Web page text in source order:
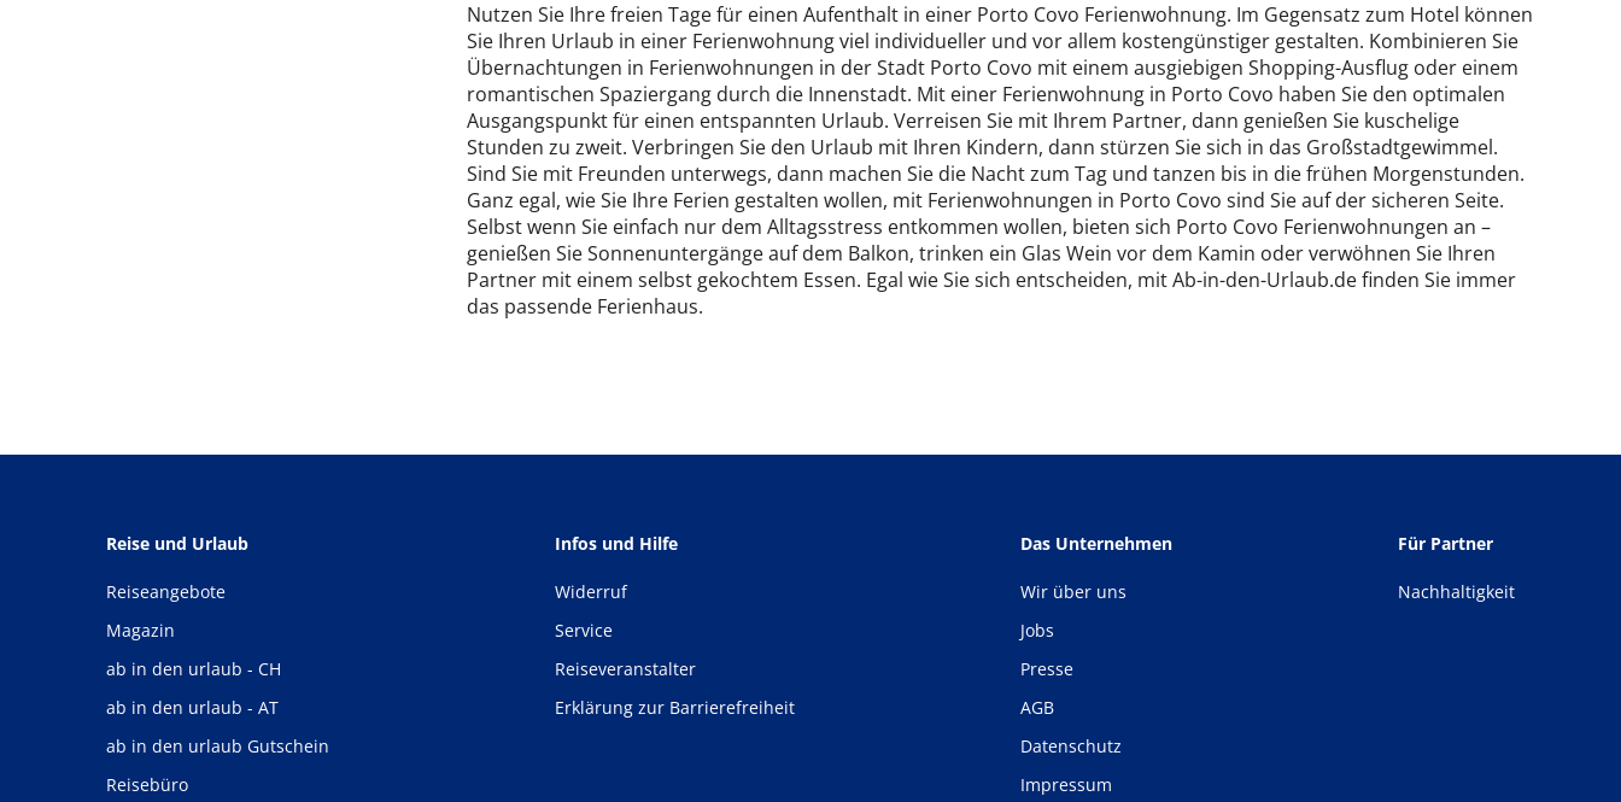
Nutzen Sie Ihre freien Tage für einen Aufenthalt in einer Porto Covo Ferienwohnung. Im Gegensatz zum Hotel können
Sie Ihren Urlaub in einer Ferienwohnung viel individueller und vor allem kostengünstiger gestalten. Kombinieren Sie
Übernachtungen in Ferienwohnungen in der Stadt Porto Covo mit einem ausgiebigen Shopping-Ausflug oder einem
romantischen Spaziergang durch die Innenstadt. Mit einer Ferienwohnung in Porto Covo haben Sie den optimalen
Ausgangspunkt für einen entspannten Urlaub. Verreisen Sie mit Ihrem Partner, dann genießen Sie kuschelige
Stunden zu zweit. Verbringen Sie den Urlaub mit Ihren Kindern, dann stürzen Sie sich in das Großstadtgewimmel.
Sind Sie mit Freunden unterwegs, dann machen Sie die Nacht zum Tag und tanzen bis in die frühen Morgenstunden.
Ganz egal, wie Sie Ihre Ferien gestalten wollen, mit Ferienwohnungen in Porto Covo sind Sie auf der sicheren Seite.
Selbst wenn Sie einfach nur dem Alltagsstress entkommen wollen, bieten sich Porto Covo Ferienwohnungen an –
genießen Sie Sonnenuntergänge auf dem Balkon, trinken ein Glas Wein vor dem Kamin oder verwöhnen Sie Ihren
Partner mit einem selbst gekochtem Essen. Egal wie Sie sich entscheiden, mit Ab-in-den-Urlaub.de finden Sie immer
das passende Ferienhaus.
Reise und Urlaub
Reiseangebote
Magazin
ab in den urlaub - CH
ab in den urlaub - AT
ab in den urlaub Gutschein
Reisebüro
Infos und Hilfe
Widerruf
Service
Reiseveranstalter
Erklärung zur Barrierefreiheit
Das Unternehmen
Wir über uns
Jobs
Presse
AGB
Datenschutz
Impressum
Für Partner
Nachhaltigkeit